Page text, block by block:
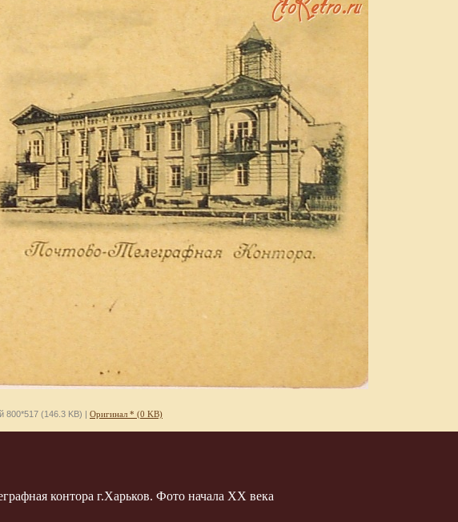
800*517 (146.3 KB) | Оригинал * (0 KB)
контора г.Харьков. Фото начала ХХ века